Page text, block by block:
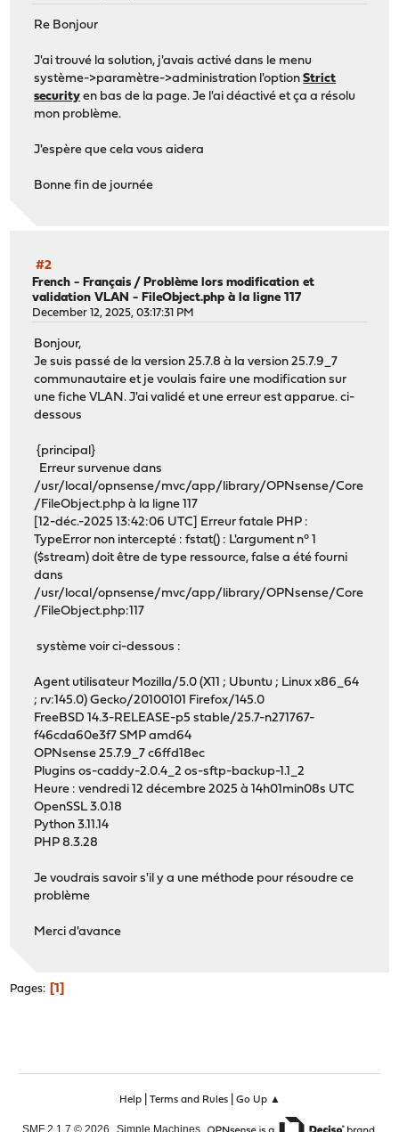
Re Bonjour
J'ai trouvé la solution, j'avais activé dans le menu
système->paramètre->administration l'optionStrict
security en bas de la page. Je l'ai déactivé et ça a résolu
mon problème.
J'espère que cela vous aidera
Bonne fin de journée
#2
French - Français /Problème lors modification et
validation VLAN - FileObject.php à la ligne 117
December 12, 2025, 03:17:31 PM
Bonjour,
Je suis passé de la version 25.7.8 à la version 25.7.9_7
communautaire et je voulais faire une modification sur
une fiche VLAN. J'ai validé et une erreur est apparue. ci-
dessous
{principal}
Erreur survenue dans
/usr/local/opnsense/mvc/app/library/OPNsense/Core
/FileObject.php à la ligne 117
[12-déc.-2025 13:42:06 UTC] Erreur fatale PHP :
TypeError non intercepté : fstat() : L'argument n° 1
($stream) doit être de type ressource, false a été fourni
dans
/usr/local/opnsense/mvc/app/library/OPNsense/Core
/FileObject.php:117
système voir ci-dessous :
Agent utilisateur Mozilla/5.0 (X11 ; Ubuntu ; Linux x86_64
; rv:145.0) Gecko/20100101 Firefox/145.0
FreeBSD 14.3-RELEASE-p5 stable/25.7-n271767-
f46cda60e3f7 SMP amd64
OPNsense 25.7.9_7 c6ffd18ec
Plugins os-caddy-2.0.4_2 os-sftp-backup-1.1_2
Heure : vendredi 12 décembre 2025 à 14h01min08s UTC
OpenSSL 3.0.18
Python 3.11.14
PHP 8.3.28
Je voudrais savoir s'il y a une méthode pour résoudre ce
problème
Merci d'avance
Pages 1
Help| Terms and Rules| Go Up ▲
SMF 2.1.7 © 2026 Simple Machines